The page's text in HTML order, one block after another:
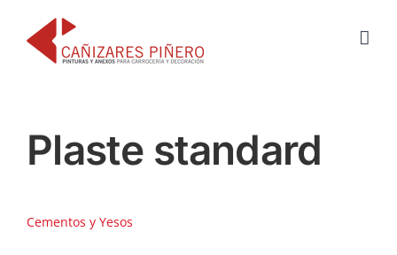
contenido
Plaste standard
Cementos y Yesos